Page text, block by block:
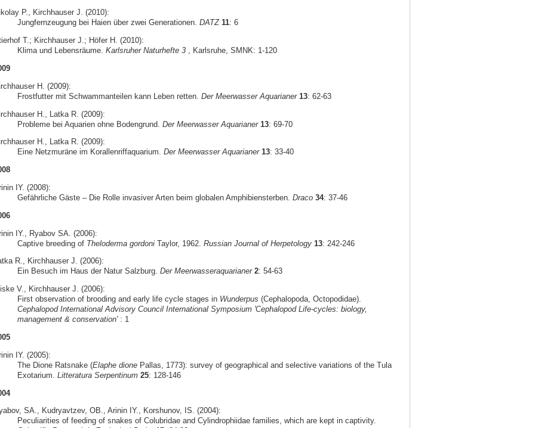
P., Kirchhauser J. (2010):
Jungfernzeugung bei Haien über zwei Generationen. DATZ 11: 6
T.; Kirchhauser J.; Höfer H. (2010):
Klima und Lebensräume. Karlsruher Naturhefte 3, Karlsruhe, SMNK: 1-120
H. (2009):
Frostfutter mit Schwammanteilen kann Leben retten. Der Meerwasser Aquarianer 13: 62-63
H., Latka R. (2009):
Probleme bei Aquarien ohne Bodengrund. Der Meerwasser Aquarianer 13: 69-70
H., Latka R. (2009):
Eine Netzmuräne im Korallenriffaquarium. Der Meerwasser Aquarianer 13: 33-40
IY. (2008):
Gefährliche Gäste – Die Rolle invasiver Arten beim globalen Amphibiensterben. Draco 34: 37-46
IY., Ryabov SA. (2006):
Captive breeding of Theloderma gordoniTaylor, 1962. Russian Journal of Herpetology 13: 242-246
R., Kirchhauser J. (2006):
Ein Besuch im Haus der Natur Salzburg. Der Meerwasseraquarianer 2: 54-63
V., Kirchhauser J. (2006):
First observation of brooding and early life cycle stages in Wunderpus (Cephalopoda, Octopodidae).
Cephalopod International Advisory Council International Symposium 'Cephalopod Life-cycles: biology,
management & conservation': 1
IY. (2005):
The Dione Ratsnake (Elaphe dionePallas, 1773): survey of geographical and selective variations of the Tula
Exotarium. Litteratura Serpentinum 25: 128-146
SA., Kudryavtzev, OB., Arinin IY., Korshunov, IS. (2004):
Peculiarities of feeding of snakes of Colubridae and Cylindrophiidae families, which are kept in captivity.